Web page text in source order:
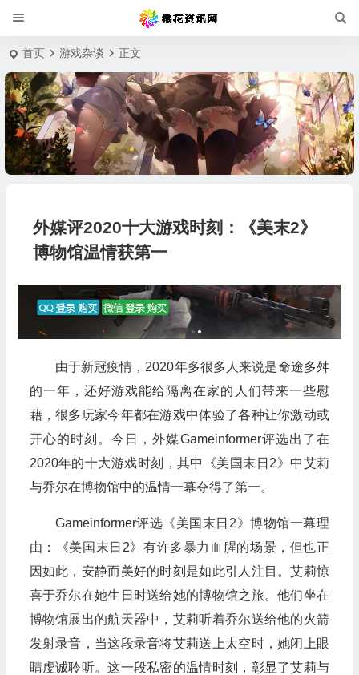
首页 游戏杂谈 正文
外媒评2020十大游戏时刻：《美末2》
博物馆温情获第一
由于新冠疫情，2020年多很多人来说是命途多舛
的一年，还好游戏能给隔离在家的人们带来一些慰
藉，很多玩家今年都在游戏中体验了各种让你激动或
开心的时刻。今日，外媒Gameinformer评选出了在
2020年的十大游戏时刻，其中《美国末日2》中艾莉
与乔尔在博物馆中的温情一幕夺得了第一。
Gameinformer评选《美国末日2》博物馆一幕理
由：《美国末日2》有许多暴力血腥的场景，但也正
因如此，安静而美好的时刻是如此引人注目。艾莉惊
喜于乔尔在她生日时送给她的博物馆之旅。他们坐在
博物馆展出的航天器中，艾莉听着乔尔送给他的火箭
发射录音，当这段录音将艾莉送上太空时，她闭上眼
睛虔诚聆听。这一段私密的温情时刻，彰显了艾莉与